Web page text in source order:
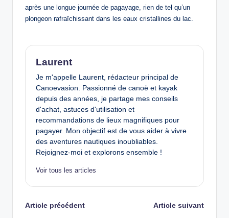
après une longue journée de pagayage, rien de tel qu’un
plongeon rafraîchissant dans les eaux cristallines du lac.
Laurent
Je m'appelle Laurent, rédacteur principal de
Canoevasion. Passionné de canoë et kayak
depuis des années, je partage mes conseils
d'achat, astuces d'utilisation et
recommandations de lieux magnifiques pour
pagayer. Mon objectif est de vous aider à vivre
des aventures nautiques inoubliables.
Rejoignez-moi et explorons ensemble !
Voir tous les articles
Post
Article précédent Article suivant